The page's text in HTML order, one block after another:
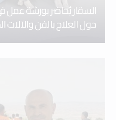
السقار يُحاضر بورشة عمل
حول العلاج بالفن والآلات